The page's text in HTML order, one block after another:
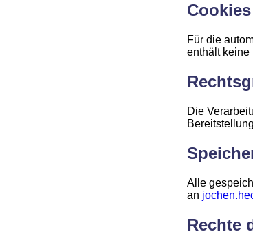
Cookies
Für die
enthält keine
Die
Alle
an
Rechte